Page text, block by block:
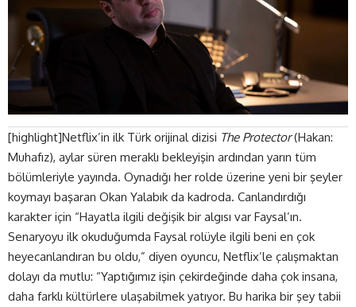
[highlight]Netflix’in ilk Türk orijinal dizisi The Protector(Hakan:
Muhafız), aylar süren meraklı bekleyişin ardından yarın tüm
bölümleriyle yayında. Oynadığı her rolde üzerine yeni bir şeyler
koymayı başaran Okan Yalabık da kadroda. Canlandırdığı
karakter için “Hayatla ilgili değişik bir algısı var Faysal’ın.
Senaryoyu ilk okuduğumda Faysal rolüyle ilgili beni en çok
heyecanlandıran bu oldu,” diyen oyuncu, Netflix’le çalışmaktan
dolayı da mutlu: “Yaptığımız işin çekirdeğinde daha çok insana,
daha farklı kültürlere ulaşabilmek yatıyor. Bu harika bir şey tabii